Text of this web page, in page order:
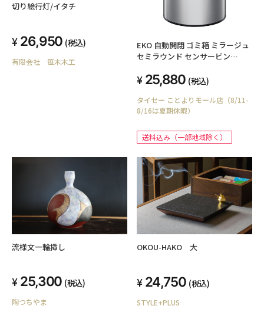
切り絵行灯/イタチ
26,950 (税込)
有限会社 笹木木工
EKO 自動開閉 ゴミ箱 ミラージュ
セミラウンド センサービン
25,880 (税込)
タイセー ことよりモール店（8/11-
8/16は夏期休暇）
送料込み（一部地域除く）
流様文一輪挿し
25,300 (税込)
陶つちやま
OKOU-HAKO 大
24,750 (税込)
STYLE+PLUS